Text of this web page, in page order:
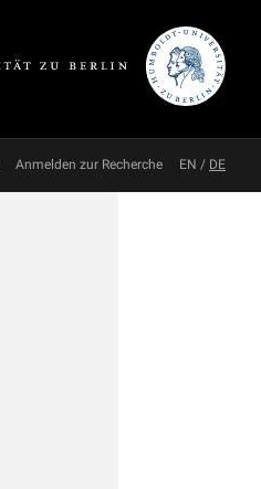
Anmelden zur Recherche EN / DE